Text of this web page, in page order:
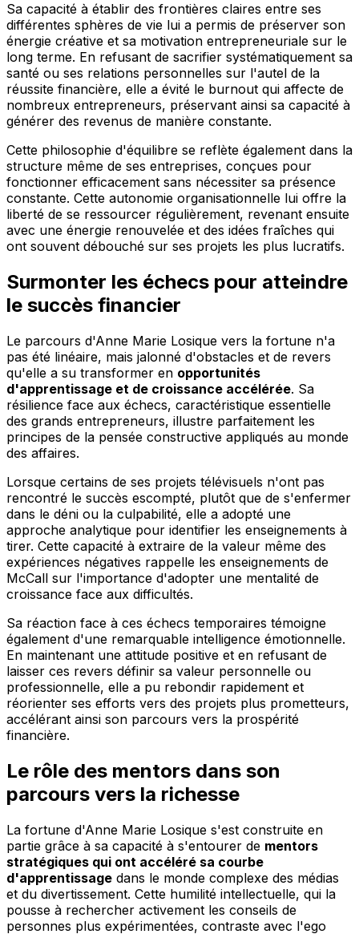
Sa capacité à établir des frontières claires entre ses
différentes sphères de vie lui a permis de préserver son
énergie créative et sa motivation entrepreneuriale sur le
long terme. En refusant de sacrifier systématiquement sa
santé ou ses relations personnelles sur l'autel de la
réussite financière, elle a évité le burnout qui affecte de
nombreux entrepreneurs, préservant ainsi sa capacité à
générer des revenus de manière constante.
Cette philosophie d'équilibre se reflète également dans la
structure même de ses entreprises, conçues pour
fonctionner efficacement sans nécessiter sa présence
constante. Cette autonomie organisationnelle lui offre la
liberté de se ressourcer régulièrement, revenant ensuite
avec une énergie renouvelée et des idées fraîches qui
ont souvent débouché sur ses projets les plus lucratifs.
Surmonter les échecs pour atteindre
le succès financier
Le parcours d'Anne Marie Losique vers la fortune n'a
pas été linéaire, mais jalonné d'obstacles et de revers
qu'elle a su transformer en opportunités
d'apprentissage et de croissance accélérée. Sa
résilience face aux échecs, caractéristique essentielle
des grands entrepreneurs, illustre parfaitement les
principes de la pensée constructive appliqués au monde
des affaires.
Lorsque certains de ses projets télévisuels n'ont pas
rencontré le succès escompté, plutôt que de s'enfermer
dans le déni ou la culpabilité, elle a adopté une
approche analytique pour identifier les enseignements à
tirer. Cette capacité à extraire de la valeur même des
expériences négatives rappelle les enseignements de
McCall sur l'importance d'adopter une mentalité de
croissance face aux difficultés.
Sa réaction face à ces échecs temporaires témoigne
également d'une remarquable intelligence émotionnelle.
En maintenant une attitude positive et en refusant de
laisser ces revers définir sa valeur personnelle ou
professionnelle, elle a pu rebondir rapidement et
réorienter ses efforts vers des projets plus prometteurs,
accélérant ainsi son parcours vers la prospérité
financière.
Le rôle des mentors dans son
parcours vers la richesse
La fortune d'Anne Marie Losique s'est construite en
partie grâce à sa capacité à s'entourer de mentors
stratégiques qui ont accéléré sa courbe
d'apprentissage dans le monde complexe des médias
et du divertissement. Cette humilité intellectuelle, qui la
pousse à rechercher activement les conseils de
personnes plus expérimentées, contraste avec l'ego